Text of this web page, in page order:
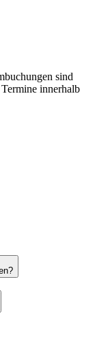
sind
innerhalb